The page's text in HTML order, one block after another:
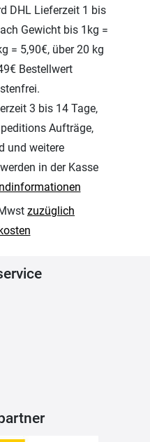
DHL Lieferzeit 1 bis
Gewicht bis 1kg =
= 5,90€, über 20 kg
Bestellwert
3 bis 14 Tage,
Aufträge,
und weitere
in der Kasse
zuzüglich